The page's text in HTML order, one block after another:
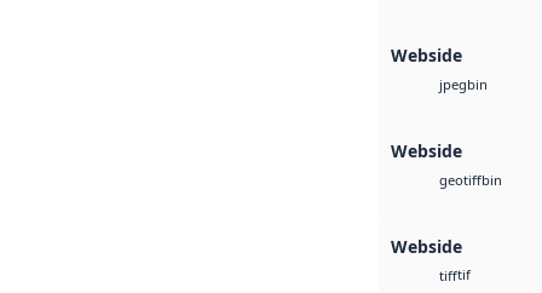
Webside
jpegbin
Webside
geotiffbin
Webside
tifftif